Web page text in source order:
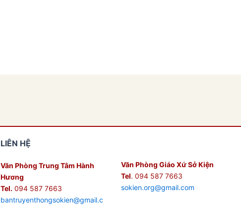
LIÊN HỆ
Văn Phòng Trung Tâm Hành
Hương
Tel.094 587 7663
bantruyenthongsokien@gmail.c
Văn Phòng Giáo Xứ Sở Kiện
Tel. 094 587 7663
sokien.org@gmail.com